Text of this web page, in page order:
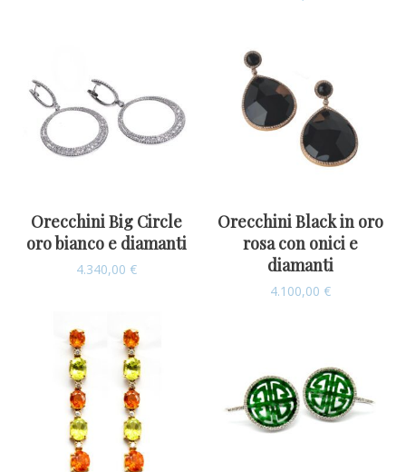
Orecchini Big Circle
oro bianco e diamanti
4.340,00 €
Orecchini Black in oro
rosa con onici e
diamanti
4.100,00 €